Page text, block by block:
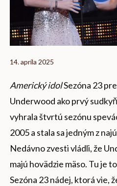
14. apríla 2025
Americký idolSezóna 23
Underwood ako prvý
vyhrala štvrtú sezónu
2005 a stala sa jedným z
Nedávno zvesti vládli, že
majú hovädzie mäso. Tu je
Sezóna 23 nádej, ktorá vie,